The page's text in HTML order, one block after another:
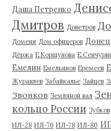
Даша Петренко
Дмитров Доветров
Домени Дом офицеров Донец
Дёржа Е.Коршунова
Емелин Емельянов Еремеев
Журавлев Забайкалье Зайцев
Звонков Земляной вал
кольцо России Зубков
ИЛ-28 ИЛ-76 ИЛ-78 ИЛ-80